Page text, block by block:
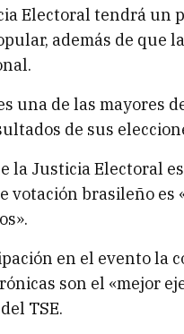
Electoral tendrá un
además de que
una de las mayores
de sus
la Justicia Electoral
votación brasileño
en el evento la
son el «mejor
TSE.